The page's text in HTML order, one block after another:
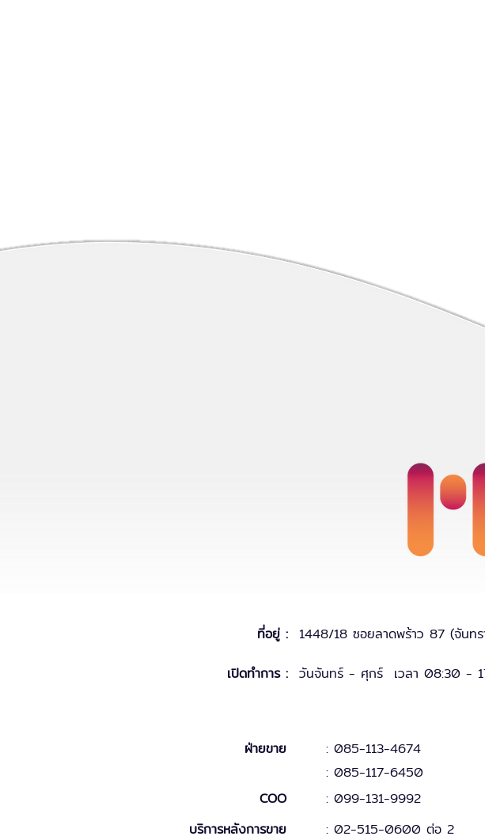
ที่อยู่ : 1448/18 ซอยลาดพร้าว 87 (จันท
เปิดทำการ : วันจันทร์ - ศุกร์ เวลา 08:30 -
ฝ่ายขาย
: 085-113-4674
: 085-117-6450
COO
: 099-131-9992
บริการหลังการขาย
: 02-515-0600 ต่อ 2